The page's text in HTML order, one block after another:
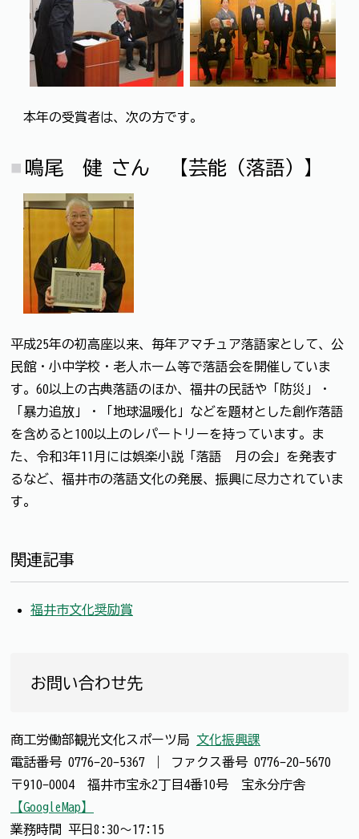
本年の受賞者は、次の方です。
鳴尾 健 さん 【芸能（落語）】
平成25年の初高座以来、毎年アマチュア落語家として、公
民館・小中学校・老人ホーム等で落語会を開催していま
す。60以上の古典落語のほか、福井の民話や「防災」・
「暴力追放」・「地球温暖化」などを題材とした創作落語
を含めると100以上のレパートリーを持っています。ま
た、令和3年11月には娯楽小説「落語 月の会」を発表す
るなど、福井市の落語文化の発展、振興に尽力されていま
す。
関連記事
福井市文化奨励賞
お問い合わせ先
商工労働部観光文化スポーツ局 文化振興課
電話番号 0776-20-5367 ファクス番号 0776-20-5670
〒910-0004 福井市宝永2丁目4番10号 宝永分庁舎
【GoogleMap】
業務時間 平日8:30～17:15